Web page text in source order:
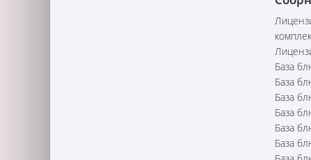
База
База
База
База
База
База